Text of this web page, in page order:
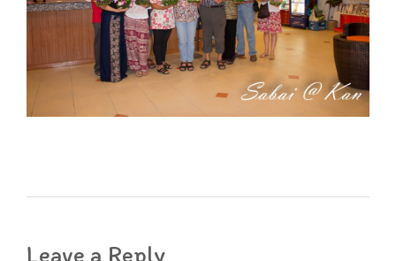
Leave a Reply